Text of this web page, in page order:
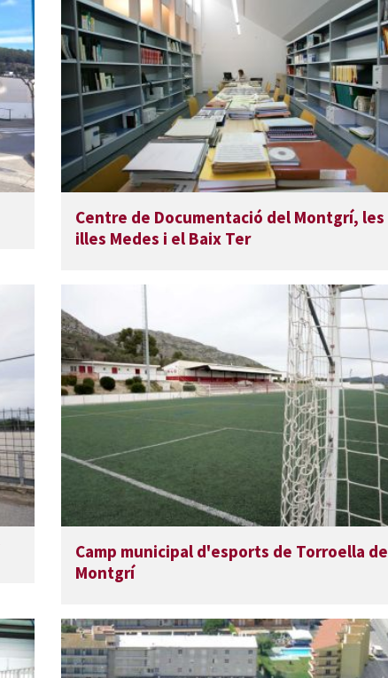
Centre de Documentació del Montgrí, les
illes Medes i el Baix Ter
Camp municipal d'esports de Torroella de
Montgrí